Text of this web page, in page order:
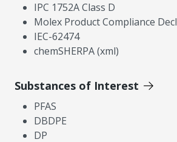
IPC 1752A Class D
Molex Product Compliance
IEC-62474
chemSHERPA (xml)
Substances of Interest
PFAS
DBDPE
DP